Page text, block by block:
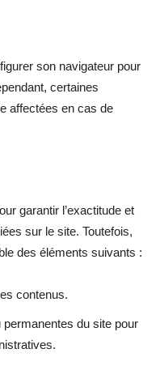
son navigateur pour
certaines
affectées en cas de
garantir l’exactitude et
sur le site. Toutefois,
des éléments suivants :
contenus.
du site pour